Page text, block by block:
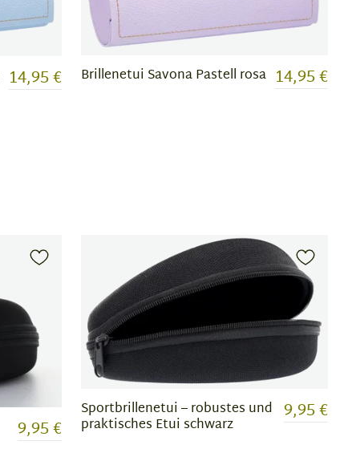
14,95 € Brillenetui Savona Pastell rosa 14,95 €
9,95 €
Sportbrillenetui – robustes und
praktisches Etui schwarz 9,95 €